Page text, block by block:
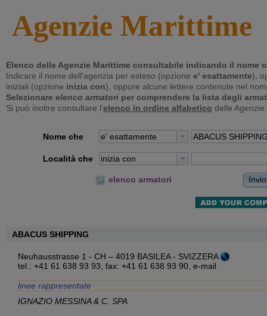
Agenzie Marittime
Elenco delle Agenzie Marittime consultabile indicando il nome
Indicare il nome dell'agenzia per esteso (opzione e' esattamente),
iniziali (opzione inizia con), oppure alcune lettere contenute nel
Selezionare elenco armatori per comprendere la lista degli
Si può inoltre consultare l'elenco in ordine alfabetico delle Agenzie.
Nome che e' esattamente
Località che inizia con
elenco armatori Invio
ABACUS SHIPPING
Neuhausstrasse 1 - CH – 4019 BASILEA - SVIZZERA
tel.: +41 61 638 93 93, fax: +41 61 638 93 90, e-mail
linee rappresentate
IGNAZIO MESSINA & C. SPA